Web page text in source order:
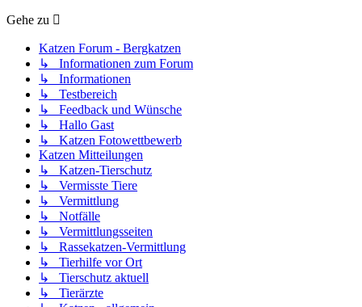
Gehe zu
Katzen Forum - Bergkatzen
↳ Informationen zum Forum
↳ Informationen
↳ Testbereich
↳ Feedback und Wünsche
↳ Hallo Gast
↳ Katzen Fotowettbewerb
Katzen Mitteilungen
↳ Katzen-Tierschutz
↳ Vermisste Tiere
↳ Vermittlung
↳ Notfälle
↳ Vermittlungsseiten
↳ Rassekatzen-Vermittlung
↳ Tierhilfe vor Ort
↳ Tierschutz aktuell
↳ Tierärzte